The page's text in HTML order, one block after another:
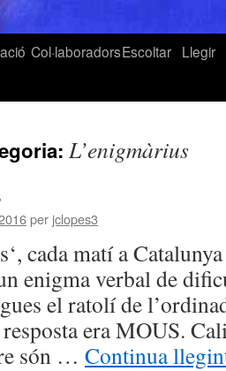
Col·laboradorsEscoltar Llegir
L’enigmàrius
per jclopes3
cada matí a
enigma verbal de
el ratolí de
era MOUS.
són … Continua